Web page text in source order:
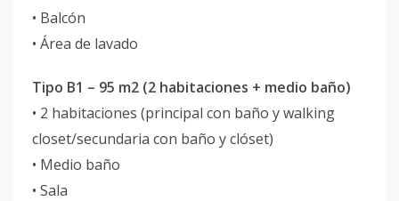
• Balcón
• Área de lavado
Tipo B1 – 95 m2 (2 habitaciones + medio baño)
• 2 habitaciones (principal con baño y walking
closet/secundaria con baño y clóset)
• Medio baño
• Sala